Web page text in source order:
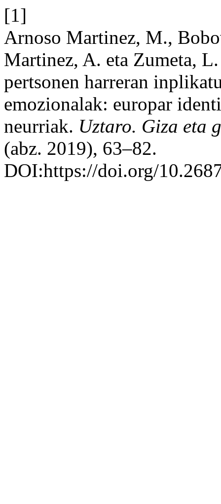
[1]
Arnoso Martinez, M.,
Martinez, A. eta Zumeta,
pertsonen harreran
emozionalak: europar
neurriak. Uztaro. Giza eta
(abz. 2019), 63–82.
DOI:https://doi.org/